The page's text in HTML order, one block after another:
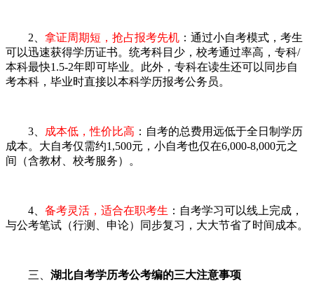
2、 拿证周期短，抢占报考先机 ：通过小自考模式，考生
可以迅速获得学历证书。统考科目少，校考通过率高，专科/
本科最快1.5-2年即可毕业。此外，专科在读生还可以同步自
考本科，毕业时直接以本科学历报考公务员。
3、 成本低，性价比高 ：自考的总费用远低于全日制学历
成本。大自考仅需约1,500元，小自考也仅在6,000-8,000元之
间（含教材、校考服务）。
4、 备考灵活，适合在职考生 ：自考学习可以线上完成，
与公考笔试（行测、申论）同步复习，大大节省了时间成本。
三、 湖北自考学历考公考编的三大注意事项